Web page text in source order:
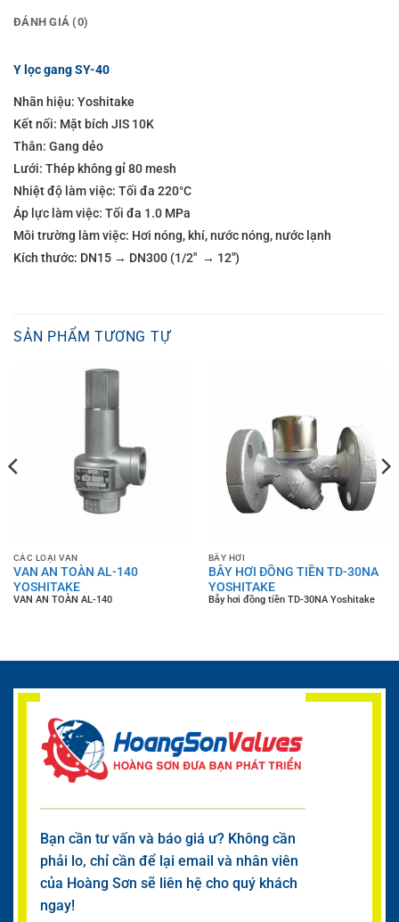
ĐÁNH GIÁ (0)
Y lọc gang SY-40
Nhãn hiệu: Yoshitake
Kết nối: Mặt bích JIS 10K
Thân: Gang dẻo
Lưới: Thép không gỉ 80 mesh
Nhiệt độ làm việc: Tối đa 220°C
Áp lực làm việc: Tối đa 1.0 MPa
Môi trường làm việc: Hơi nóng, khí, nước nóng, nước lạnh
Kích thước: DN15 → DN300 (1/2″ → 12″)
SẢN PHẨM TƯƠNG TỰ
CÁC LOẠI VAN
VAN AN TOÀN AL-140
YOSHITAKE
VAN AN TOÀN AL-140
BẪY HƠI
BẪY HƠI ĐỒNG TIỀN TD-30NA
YOSHITAKE
Bẫy hơi đồng tiền TD-30NA Yoshitake
Bạn cần tư vấn và báo giá ư? Không cần
phải lo, chỉ cần để lại email và nhân viên
của Hoàng Sơn sẽ liên hệ cho quý khách
ngay!